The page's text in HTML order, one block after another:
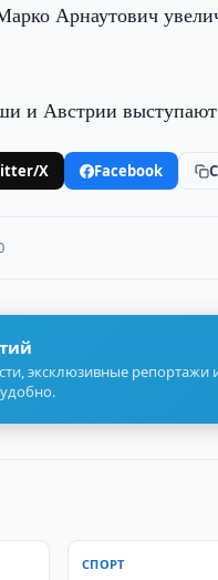
Арнаутович
и Австрии
X Facebook
эксклюзивные репортажи
СПОРТ